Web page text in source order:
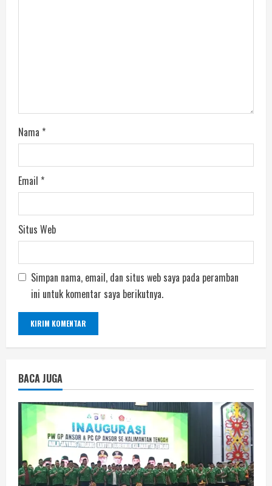
Nama *
Email *
Situs Web
Simpan nama, email, dan situs web saya pada peramban
ini untuk komentar saya berikutnya.
BACA JUGA